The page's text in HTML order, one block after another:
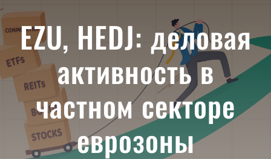
ЧТО ТАКОЕ ETF
ИНВЕСТИЦИИ В ETF
ТЕМАТИЧЕСКИЕ ETF
EZU, HEDJ: деловая
активность в
частном секторе
еврозоны